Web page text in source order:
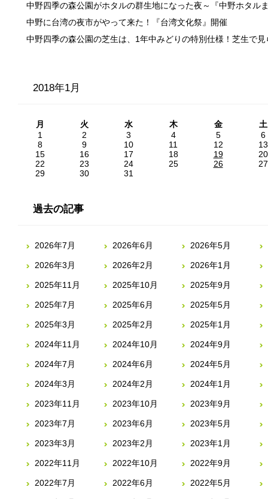
中野四季の森公園がホタルの群生地になった夜～『中野ホタル
中野に台湾の夜市がやって来た！『台湾文化祭』開催
中野四季の森公園の芝生は、1年中みどりの特別仕様！芝生で
2018年1月
月 火 水 木 金
土
1
2 3 4 5
6
8
9 10 11 12
13
15
16 17 18 19
20
22
23 24 25 26
27
29
30 31
過去の記事
2026年7月 2026年6月 2026年5月
2026年3月 2026年2月 2026年1月
2025年11月 2025年10月 2025年9月
2025年7月 2025年6月 2025年5月
2025年3月 2025年2月 2025年1月
2024年11月 2024年10月 2024年9月
2024年7月 2024年6月 2024年5月
2024年3月 2024年2月 2024年1月
2023年11月 2023年10月 2023年9月
2023年7月 2023年6月 2023年5月
2023年3月 2023年2月 2023年1月
2022年11月 2022年10月 2022年9月
2022年7月 2022年6月 2022年5月